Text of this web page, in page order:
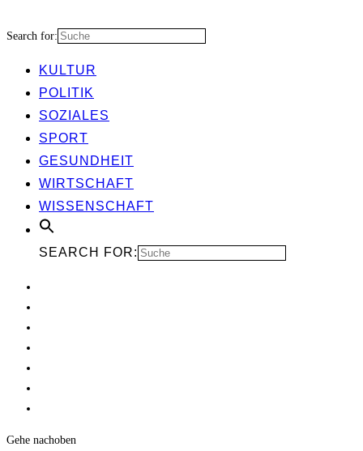
Search for:
KUL­TUR
POLI­TIK
SOZIA­LES
SPORT
GESUND­HEIT
WIRT­SCHAFT
WIS­SEN­SCHAFT
SEARCH FOR:
Gehe nachoben